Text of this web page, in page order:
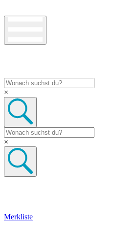
×
×
Merkliste